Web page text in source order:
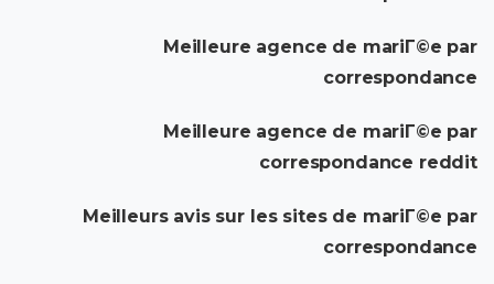
Meilleure agence de mariГ©e par
correspondance
Meilleure agence de mariГ©e par
correspondance reddit
Meilleurs avis sur les sites de mariГ©e par
correspondance